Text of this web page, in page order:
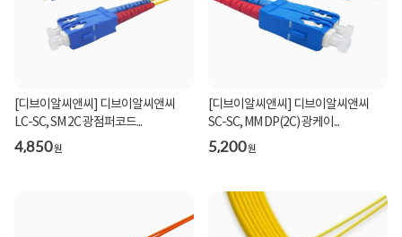
[디브이알씨앤씨] 디브이알씨앤씨
LC-SC, SM 2C 광점퍼코드...
4,850원
[디브이알씨앤씨] 디브이알씨앤씨
SC-SC, MM DP(2C) 광케이...
5,200원